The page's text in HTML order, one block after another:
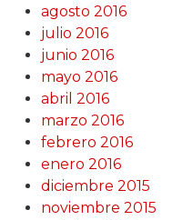
agosto 2016
julio 2016
junio 2016
mayo 2016
abril 2016
marzo 2016
febrero 2016
enero 2016
diciembre 2015
noviembre 2015